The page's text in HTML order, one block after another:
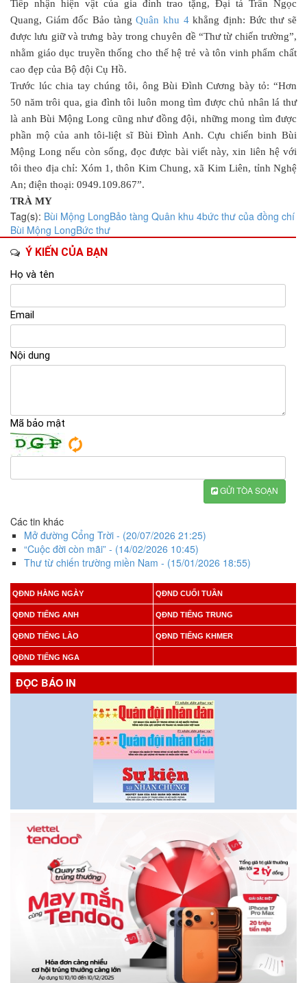
Tiếp nhận hiện vật của gia đình trao tặng, Đại tá Trần Ngọc
Quang, Giám đốc Bảo tàngQuân khu 4khẳng định: Bức thư sẽ
được lưu giữ và trưng bày trong chuyên đề “Thư từ chiến trường”,
nhằm giáo dục truyền thống cho thế hệ trẻ và tôn vinh phẩm chất
cao đẹp của Bộ đội Cụ Hồ.
Trước lúc chia tay chúng tôi, ông Bùi Đình Cương bày tỏ: “Hơn
50 năm trôi qua, gia đình tôi luôn mong tìm được chủ nhân lá thư
là anh Bùi Mộng Long cũng như đồng đội, những mong tìm được
phần mộ của anh tôi-liệt sĩ Bùi Đình Anh. Cựu chiến binh Bùi
Mộng Long nếu còn sống, đọc được bài viết này, xin liên hệ với
tôi theo địa chỉ: Xóm 1, thôn Kim Chung, xã Kim Liên, tỉnh Nghệ
An; điện thoại: 0949.109.867”.
TRÀ MY
Tag(s): Bùi Mộng LongBảo tàng Quân khu 4bức thư của đồng chí
Bùi Mộng LongBức thư
Ý KIẾN CỦA BẠN
Họ và tên
Email
Nội dung
Mã bảo mật
GỬI TÒA SOẠN
Các tin khác
Mở đường Cổng Trời - (20/07/2026 21:25)
“Cuộc đời còn mãi” - (14/02/2026 10:45)
Thư từ chiến trường miền Nam - (15/01/2026 18:55)
QĐND HẰNG NGÀY QĐND CUỐI TUẦN
QĐND TIẾNG ANH QĐND TIẾNG TRUNG
QĐND TIẾNG LÀO QĐND TIẾNG KHMER
QĐND TIẾNG NGA
ĐỌC BÁO IN